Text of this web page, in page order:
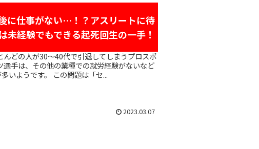
に仕事がない…！？アスリートに待
未経験でもできる起死回生の一手！
手は、その他の業種での就労経験がないなど
いようです。 この問題は「セ...
2023.03.07